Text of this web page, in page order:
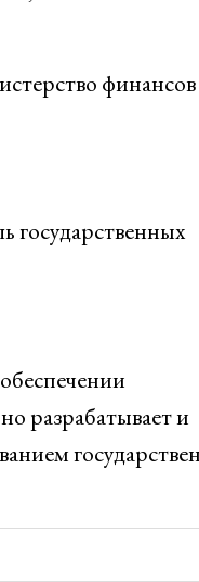
финансов
государственных
разрабатывает и